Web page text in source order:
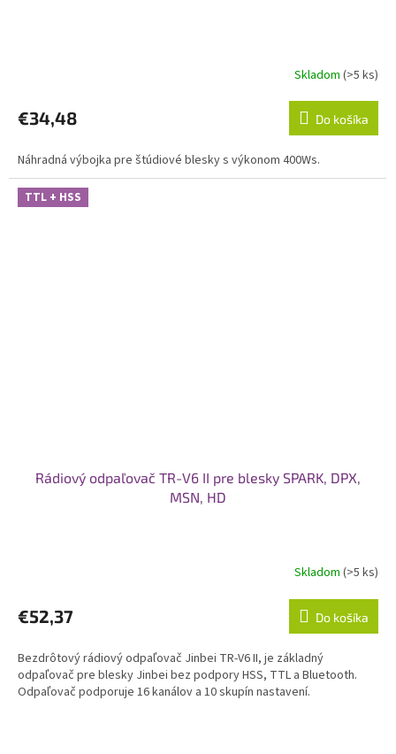
Skladom (>5 ks)
€34,48 Do košíka
Náhradná výbojka pre štúdiové blesky s výkonom 400Ws.
TTL + HSS
Rádiový odpaľovač TR-V6 II pre blesky SPARK, DPX,
MSN, HD
Skladom (>5 ks)
€52,37 Do košíka
Bezdrôtový rádiový odpaľovač Jinbei TR-V6 II, je základný
odpaľovač pre blesky Jinbei bez podpory HSS, TTL a Bluetooth.
Odpaľovač podporuje 16 kanálov a 10 skupín nastavení.